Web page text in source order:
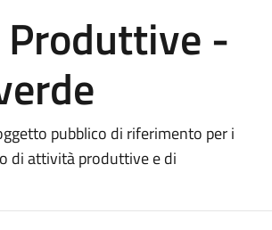
-
pubblico di riferimento per i
di attività produttive e di